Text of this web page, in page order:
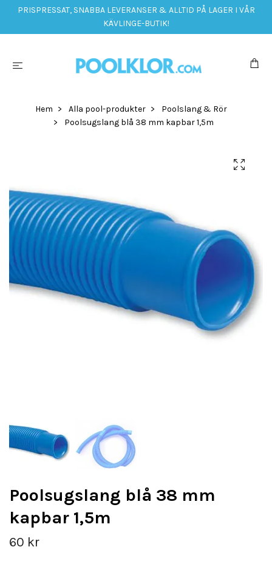
PRISPRESSAT, SNABBA LEVERANSER & ALLTID PÅ LAGER I VÅR
KÄVLINGE-BUTIK!
Hem Alla pool-produkter
Poolslang & Rör
Poolsugslang blå 38 mm kapbar 1,5m
Poolsugslang blå 38 mm
kapbar 1,5m
60 kr